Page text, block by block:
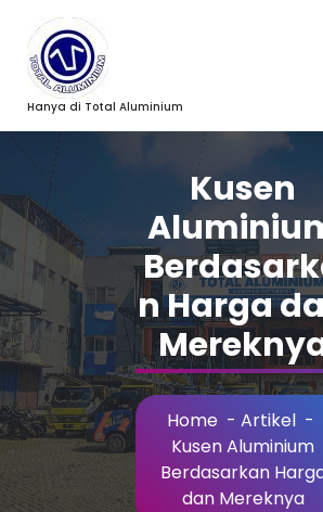
Content
Hanya di Total Aluminium
Kusen
n Harga
Home - Artikel -
Kusen Aluminium
Berdasarkan
dan Mereknya